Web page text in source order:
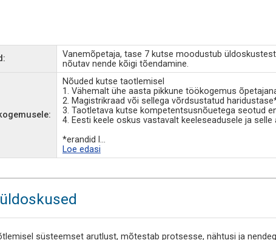
Vanemõpetaja, tase 7 kutse moodustub
nõutav nende kõigi tõendamine.
Nõuded kutse taotlemisel
1. Vähemalt ühe aasta pikkune töökogemus
2. Magistrikraad või sellega võrdsustatud
3. Taotletava kutse kompetentsusnõuetega seotud
4. Eesti keele oskus vastavalt keeleseadusele ja
*erandid l ...
Loe edasi
süsteemset arutlust, mõtestab protsesse, nähtusi ja